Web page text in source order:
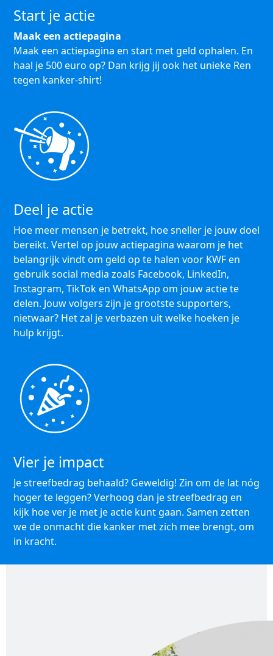
Start je actie
Maak een actiepagina
Maak een actiepagina en start met geld ophalen. En
haal je 500 euro op? Dan krijg jij ook het unieke Ren
tegen kanker-shirt!
Deel je actie
Hoe meer mensen je betrekt, hoe sneller je jouw doel
bereikt. Vertel op jouw actiepagina waarom je het
belangrijk vindt om geld op te halen voor KWF en
gebruik social media zoals Facebook, LinkedIn,
Instagram, TikTok en WhatsApp om jouw actie te
delen. Jouw volgers zijn je grootste supporters,
nietwaar? Het zal je verbazen uit welke hoeken je
hulp krijgt.
Vier je impact
Je streefbedrag behaald? Geweldig! Zin om de lat nóg
hoger te leggen? Verhoog dan je streefbedrag en
kijk hoe ver je met je actie kunt gaan. Samen zetten
we de onmacht die kanker met zich mee brengt, om
in kracht.